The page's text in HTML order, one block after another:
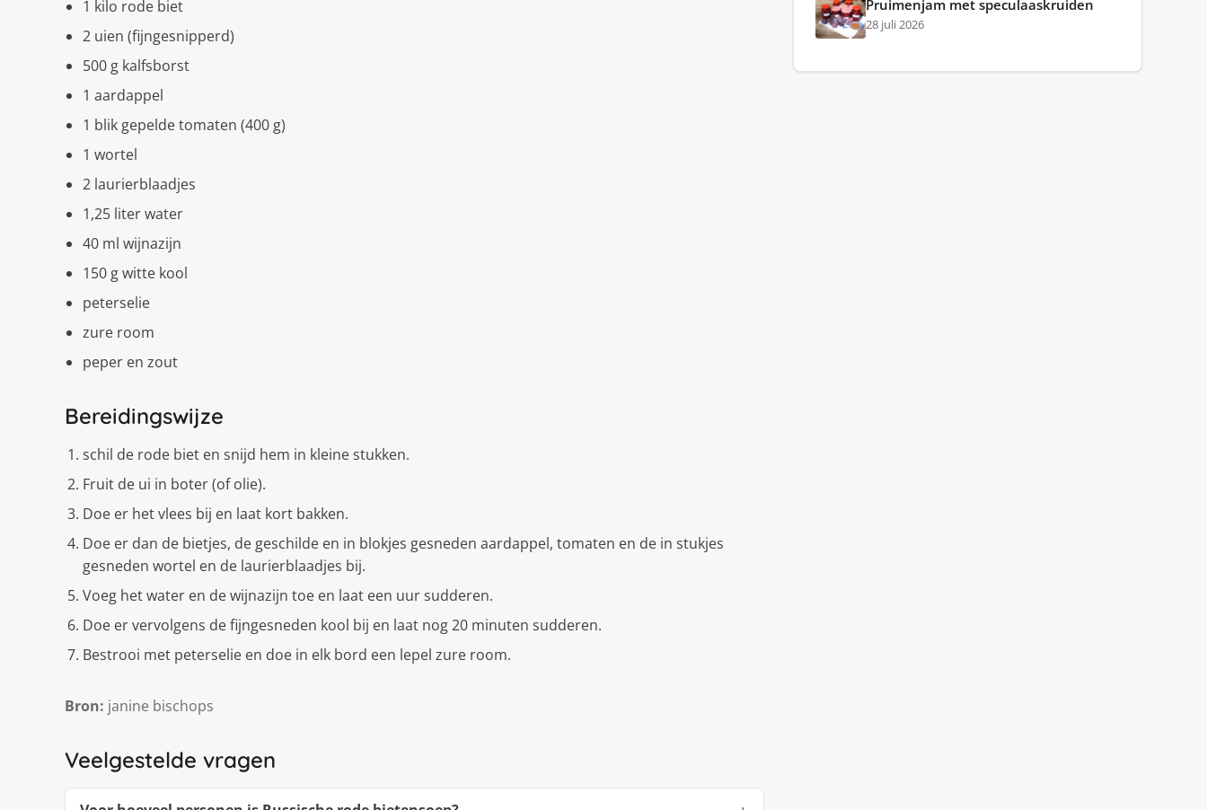
1 kilo rode biet
2 uien (fijngesnipperd)
500 g kalfsborst
1 aardappel
1 blik gepelde tomaten (400 g)
1 wortel
2 laurierblaadjes
1,25 liter water
40 ml wijnazijn
150 g witte kool
peterselie
zure room
peper en zout
Bereidingswijze
schil de rode biet en snijd hem in kleine stukken.
Fruit de ui in boter (of olie).
Doe er het vlees bij en laat kort bakken.
Doe er dan de bietjes, de geschilde en in blokjes gesneden aardappel, tomaten en de in stukjes
gesneden wortel en de laurierblaadjes bij.
Voeg het water en de wijnazijn toe en laat een uur sudderen.
Doe er vervolgens de fijngesneden kool bij en laat nog 20 minuten sudderen.
Bestrooi met peterselie en doe in elk bord een lepel zure room.
Bron: janine bischops
Veelgestelde vragen
Pruimenjam met speculaaskruiden
28 juli 2026